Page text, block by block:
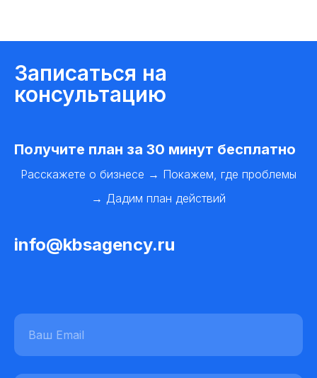
Записаться на
консультацию
Получите план за 30 минут бесплатно
Расскажете о бизнесе → Покажем, где проблемы
→ Дадим план действий
info@kbsagency.ru
Ваш Email